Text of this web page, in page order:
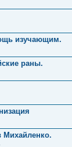
изучающим.
раны.
Михайленко.